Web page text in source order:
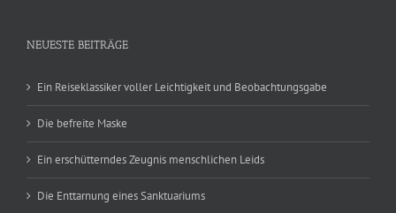
NEUESTE BEITRÄGE
Ein Reiseklassiker voller Leichtigkeit und Beobachtungsgabe
Die befreite Maske
Ein erschütterndes Zeugnis menschlichen Leids
Die Enttarnung eines Sanktuariums